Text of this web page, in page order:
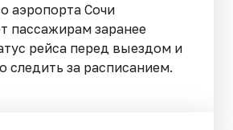
аэропорта Сочи
пассажирам заранее
рейса перед выездом и
следить за расписанием.